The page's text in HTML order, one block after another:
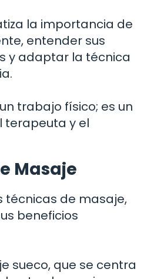
la importancia de
entender sus
y adaptar la técnica
trabajo físico; es un
terapeuta y el
Masaje
técnicas de masaje,
beneficios
sueco, que se centra